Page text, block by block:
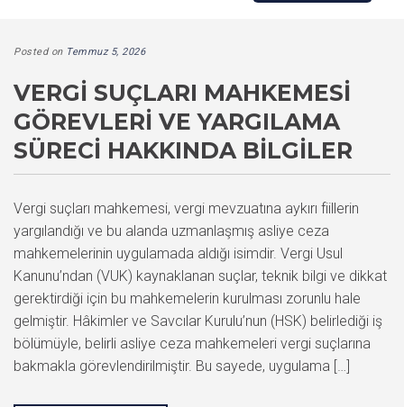
Posted on Temmuz 5, 2026
VERGI SUÇLARI MAHKEMESI
GÖREVLERI VE YARGILAMA
SÜRECI HAKKINDA BILGILER
Vergi suçları mahkemesi, vergi mevzuatına aykırı fiillerin
yargılandığı ve bu alanda uzmanlaşmış asliye ceza
mahkemelerinin uygulamada aldığı isimdir. Vergi Usul
Kanunu’ndan (VUK) kaynaklanan suçlar, teknik bilgi ve dikkat
gerektirdiği için bu mahkemelerin kurulması zorunlu hale
gelmiştir. Hâkimler ve Savcılar Kurulu’nun (HSK) belirlediği iş
bölümüyle, belirli asliye ceza mahkemeleri vergi suçlarına
bakmakla görevlendirilmiştir. Bu sayede, uygulama […]